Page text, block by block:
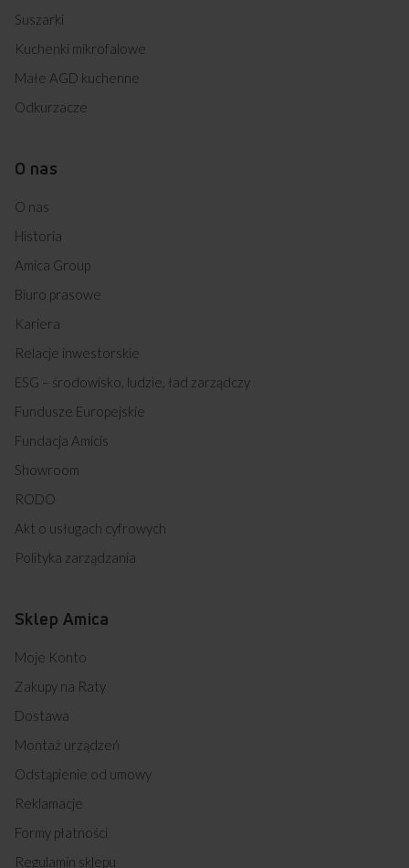
Suszarki
Kuchenki mikrofalowe
Małe AGD kuchenne
Odkurzacze
O nas
O nas
Historia
Amica Group
Biuro prasowe
Kariera
Relacje inwestorskie
ESG – środowisko, ludzie, ład zarządczy
Fundusze Europejskie
Fundacja Amicis
Showroom
RODO
Akt o usługach cyfrowych
Polityka zarządzania
Sklep Amica
Moje Konto
Zakupy na Raty
Dostawa
Montaż urządzeń
Odstąpienie od umowy
Reklamacje
Formy płatności
Regulamin sklepu